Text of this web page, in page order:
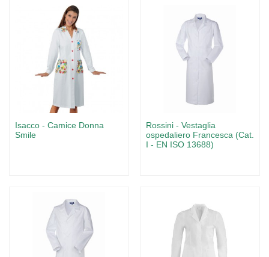
Isacco - Camice Donna
Smile
Rossini - Vestaglia
ospedaliero Francesca (Cat.
I - EN ISO 13688)